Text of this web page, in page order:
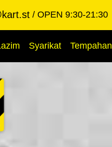
OPEN 9:30-21:30
Syarikat Tempahan